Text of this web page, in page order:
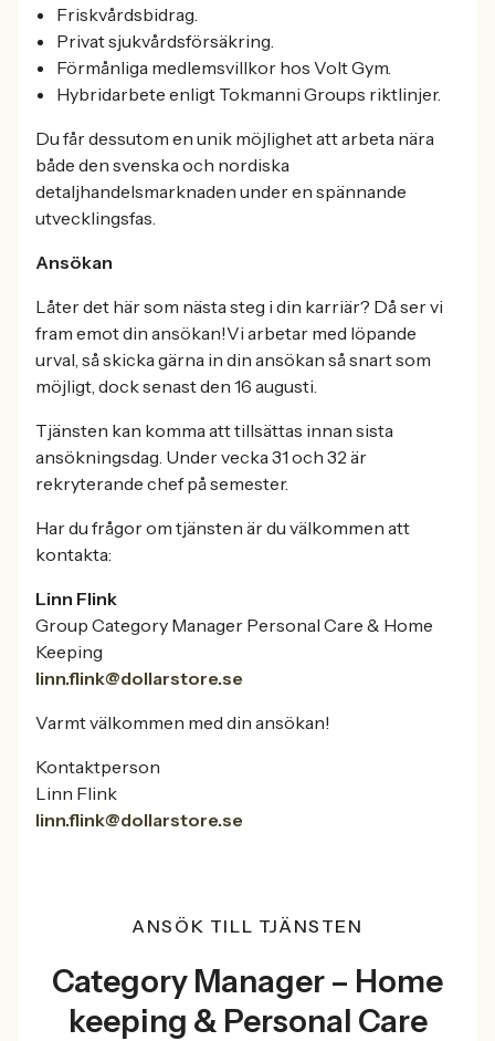
Friskvårdsbidrag.
Privat sjukvårdsförsäkring.
Förmånliga medlemsvillkor hos Volt Gym.
Hybridarbete enligt Tokmanni Groups riktlinjer.
Du får dessutom en unik möjlighet att arbeta nära
både den svenska och nordiska
detaljhandelsmarknaden under en spännande
utvecklingsfas.
Ansökan
Låter det här som nästa steg i din karriär? Då ser vi
fram emot din ansökan!Vi arbetar med löpande
urval, så skicka gärna in din ansökan så snart som
möjligt, dock senast den 16 augusti.
Tjänsten kan komma att tillsättas innan sista
ansökningsdag. Under vecka 31 och 32 är
rekryterande chef på semester.
Har du frågor om tjänsten är du välkommen att
kontakta:
Linn Flink
Group Category Manager Personal Care & Home
Keeping
linn.flink@dollarstore.se
Varmt välkommen med din ansökan!
Kontaktperson
Linn Flink
linn.flink@dollarstore.se
ANSÖK TILL TJÄNSTEN
Category Manager – Home
keeping & Personal Care